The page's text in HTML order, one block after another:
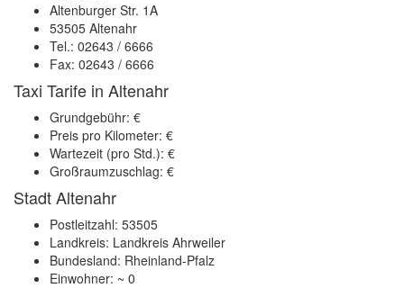
Altenburger Str. 1A
53505 Altenahr
Tel.: 02643 / 6666
Fax: 02643 / 6666
Taxi Tarife in Altenahr
Grundgebühr: €
Preis pro Kilometer: €
Wartezeit (pro Std.): €
Großraumzuschlag: €
Stadt Altenahr
Postleitzahl: 53505
Landkreis: Landkreis Ahrweiler
Bundesland: Rheinland-Pfalz
Einwohner: ~ 0